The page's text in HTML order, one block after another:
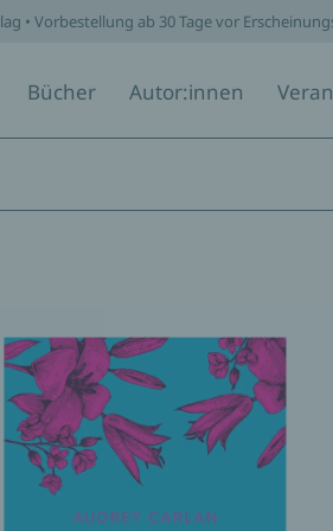
• Vorbestellung ab 30 Tage vor
Bücher Autor:innen